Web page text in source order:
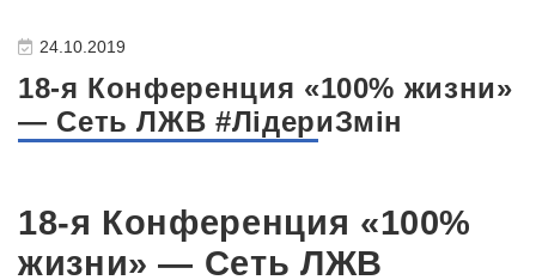
24.10.2019
18-я Конференция «100% жизни»
— Сеть ЛЖВ #ЛідериЗмін
18-я Конференция «100%
жизни» — Сеть ЛЖВ